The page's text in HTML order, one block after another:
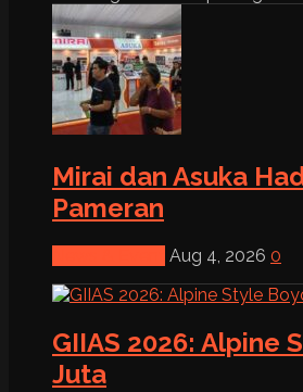
Mirai dan Asuka
Pameran
Aug 4, 2026 0
GIIAS 2026: Alpine
Juta